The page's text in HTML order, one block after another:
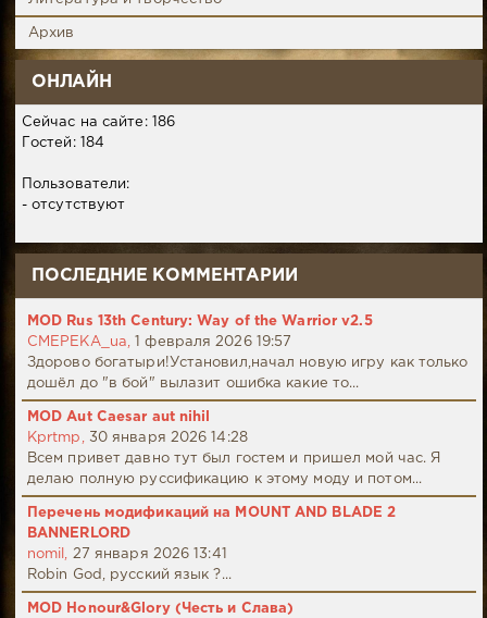
Архив
ОНЛАЙН
Сейчас на сайте: 186
Гостей: 184
Пользователи:
- отсутствуют
ПОСЛЕДНИЕ КОММЕНТАРИИ
MOD Rus 13th Century: Way of the Warrior v2.5
CMEPEKA_ua,
1 февраля 2026 19:57
Здорово богатыри!Установил,начал новую игру как только
дошёл до "в бой" вылазит ошибка какие то...
MOD Aut Caesar aut nihil
Kprtmp,
30 января 2026 14:28
Всем привет давно тут был гостем и пришел мой час. Я
делаю полную руссификацию к этому моду и потом...
Перечень модификаций на MOUNT AND BLADE 2
BANNERLORD
nomil,
27 января 2026 13:41
Robin God, русский язык ?...
MOD Honour&Glory (Честь и Слава)